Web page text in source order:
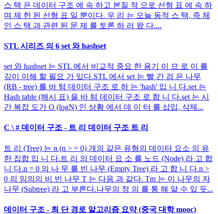
스 택 은 데이터 구조 에 속 하고 본질 적 으로 선형 표 에 속 하
며 제 한 된 선형 표 일 뿐이다. 우 리 는 오늘 동적 스 택, 즉 체
인 스 택 과 관련 된 문 제 를 토론 하 러 왔 다....
STL 시리즈 의 6 set 와 hashset
set 와 hashset 는 STL 에서 비교적 중요 한 용기 이 므 로 이 를
깊이 이해 할 필요 가 있다.STL 에서 set 는 빨 간 검 은 나무
(RB - tree) 를 바 텀 데이터 구조 로 하 는 'hash' 입 니 다.set 는
Hash table (해시 표) 을 바 텀 데이터 구조 로 합 니 다.set 는 시
간 복잡 도가 O (logN) 인 상황 에서 데 이 터 를 삽입, 삭제...
C \ # 데이터 구조 - 트 리 데이터 구조 트 리
트 리 (Tree) 는 n (n > = 0) 개의 같은 유형의 데이터 요소 의 유
한 집합 입 니 다.트 리 의 데이터 요 소 를 노드 (Node) 라 고 합
니 다.n = 0 의 나 무 를 빈 나무 (Empty Tree) 라 고 합 니 다.n >
0 의 임의의 비 빈 나무 T 는 다음 과 같다. Tm 는 이 나무의 자
나무 (Subtree) 라 고 부른다.나무의 정 의 를 통 해 알 수 있 듯...
데이터 구조 - 최 단 경로 알고리즘 요약 (중국 대학 mooc)